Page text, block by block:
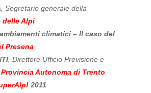
, Segretario generale della
delle Alpi
climatici – Il caso del
Presena
, Direttore Ufficio Previsione e
Provincia Autonoma di Trento
2011